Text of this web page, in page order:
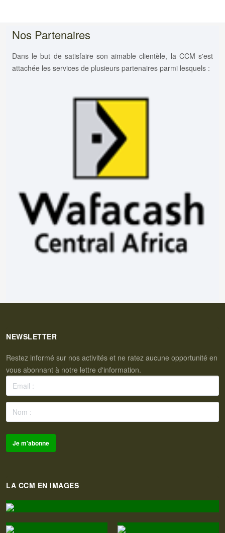
Nos Partenaires
Dans le but de satisfaire son aimable clientèle, la CCM s'est
attachée les services de plusieurs partenaires parmi lesquels :
NEWSLETTER
Restez informé sur nos activités et ne ratez aucune opportunité en
vous abonnant à notre lettre d'information.
LA CCM EN IMAGES